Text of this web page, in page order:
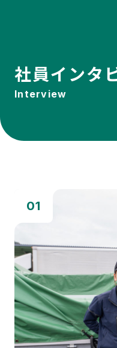
社員インタ
Interview
01